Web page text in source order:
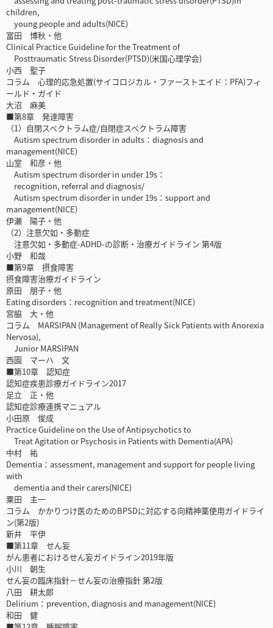
children,
young people and adults(NICE)
富田 博秋・他
Clinical Practice Guideline for the Treatment of
Posttraumatic Stress Disorder(PTSD)(米国心理学会)
小西 聖子
コラム 心理的応急処置(サイコロジカル・ファーストエイド：PFA)フィ
ールド・ガイド
大沼 麻美
■第8章 発達障害
（1）自閉スペクトラム症/自閉症スペクトラム障害
Autism spectrum disorder in adults：diagnosis and
management(NICE)
山室 和彦・他
Autism spectrum disorder in under 19s：
recognition, referral and diagnosis/
Autism spectrum disorder in under 19s：support and
management(NICE)
伊瀬 陽子・他
（2）注意欠如・多動症
注意欠如・多動症-ADHD-の診断・治療ガイドライン 第4版
小野 和哉
■第9章 摂食障害
摂食障害治療ガイドライン
原田 朋子・他
Eating disorders：recognition and treatment(NICE)
宮脇 大・他
コラム MARSIPAN (Management of Really Sick Patients with Anorexia
Nervosa),
Junior MARSIPAN
西園 マーハ 文
■第10章 認知症
認知症疾患診療ガイドライン2017
足立 正・他
認知症診療連携マニュアル
小田原 俊成
Practice Guideline on the Use of Antipsychotics to
Treat Agitation or Psychosis in Patients with Dementia(APA)
中村 祐
Dementia：assessment, management and support for people living
with
dementia and their carers(NICE)
粟田 主一
コラム かかりつけ医のためのBPSDに対応する向精神薬使用ガイドライ
ン(第2版)
新井 平伊
■第11章 せん妄
がん患者におけるせん妄ガイドライン2019年版
小川 朝生
せん妄の臨床指針－せん妄の治療指針 第2版
八田 耕太郎
Delirium：prevention, diagnosis and management(NICE)
和田 健